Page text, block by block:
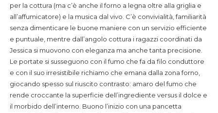
per la cottura (ma c’è anche il forno a legna oltre alla griglia e
all’affumicatore) e la musica dal vivo. C’è convivialità, familiarità
senza dimenticare le buone maniere con un servizio efficiente
e puntuale, mentre dall’angolo cottura i ragazzi coordinati da
Jessica si muovono con eleganza ma anche tanta precisione.
Le portate si susseguono con il fumo che fa da filo conduttore
e con il suo irresistibile richiamo che emana dalla zona forno,
giocando spesso sul riuscito contrasto: amaro del fumo che
rende croccante la superficie dell’ingrediente versus il dolce e
il morbido dell’interno. Buono l’inizio con una pancetta